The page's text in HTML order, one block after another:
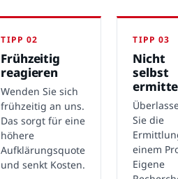
TIPP 02
Frühzeitig
reagieren
Wenden Sie sich
frühzeitig an uns.
Das sorgt für eine
höhere
Aufklärungsquote
und senkt Kosten.
TIPP 03
Nicht
selbst
Sie die
einem
Eigene